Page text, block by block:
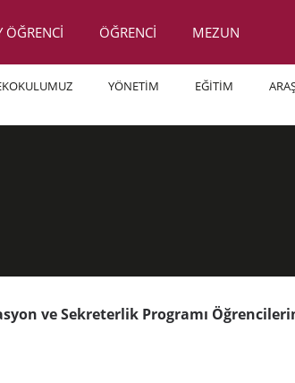
ÖĞRENCİ ÖĞRENCİ MEZUN
YÖNETİM EĞİTİM
ve Sekreterlik Programı